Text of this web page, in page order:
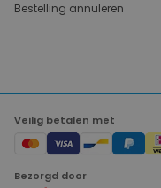
Bestelling annuleren
Veilig betalen met
Bezorgd door